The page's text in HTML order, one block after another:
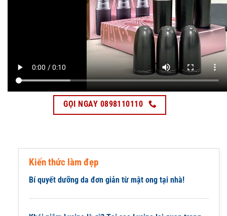
GỌI NGAY 0898110110
Kiến thức làm đẹp
Bí quyết dưỡng da đơn giản từ mật ong tại nhà!